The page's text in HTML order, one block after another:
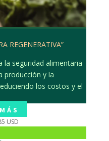
REGENERATIVA”
la seguridad alimentaria
producción y la
los costos y el
USD